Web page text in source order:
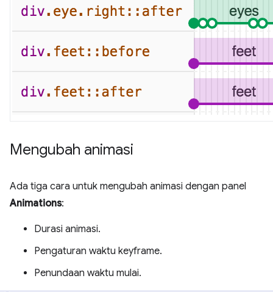
Mengubah animasi
Ada tiga cara untuk mengubah animasi dengan panel
Animations:
Durasi animasi.
Pengaturan waktu keyframe.
Penundaan waktu mulai.